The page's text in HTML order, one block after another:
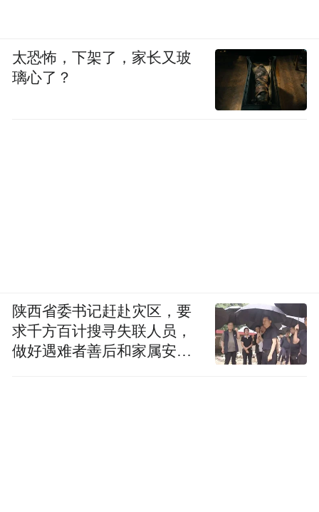
太恐怖，下架了，家长又玻
璃心了？
陕西省委书记赶赴灾区，要
求千方百计搜寻失联人员，
做好遇难者善后和家属安抚